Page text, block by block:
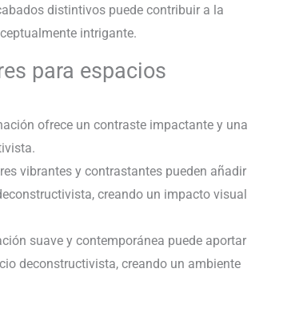
distintivos puede contribuir a la
intrigante.
para espacios
ofrece un contraste impactante y una
vibrantes y contrastantes pueden añadir
creando un impacto visual
suave y contemporánea puede aportar
deconstructivista, creando un ambiente